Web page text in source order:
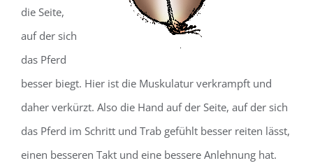
die Seite,
auf der sich
das Pferd
besser biegt. Hier ist die Muskulatur verkrampft und
daher verkürzt. Also die Hand auf der Seite, auf der sich
das Pferd im Schritt und Trab gefühlt besser reiten lässt,
einen besseren Takt und eine bessere Anlehnung hat.